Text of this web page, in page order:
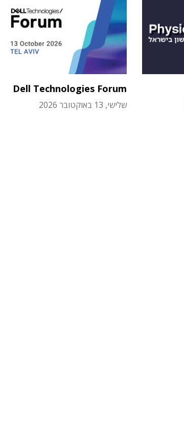
Dell Technologies Forum
שלישי, 13 באוקטובר 2026